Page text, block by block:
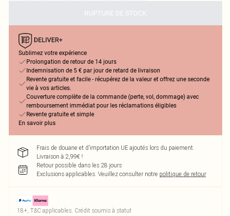
RUPTURE DE STOCK
Sublimez votre expérience
Prolongation de retour de 14 jours
Indemnisation de 5 € par jour de retard de livraison
Revente gratuite et facile - récupérez de la valeur et offrez une seconde
vie à vos articles.
Couverture complète de la commande (perte, vol, dommage) avec
remboursement immédiat pour les réclamations éligibles
Revente gratuite et simple
En savoir plus
Frais de douane et d’importation UE ajoutés lors du paiement.
Livraison à 2,99€ !
Retour possible dans les 28 jours
Exclusions applicables. Veuillez consulter notre politique de retour
18+, T&C applicables. Crédit soumis à statut